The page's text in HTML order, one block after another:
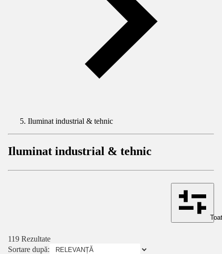
Iluminat industrial & tehnic
Iluminat industrial & tehnic
119 Rezultate
Sortare după: